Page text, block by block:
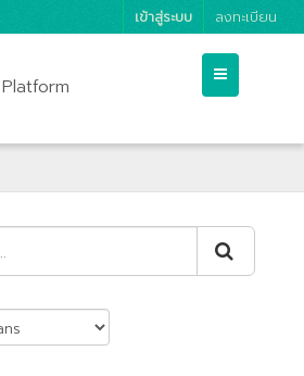
เข้าสู่ระบบ ลงทะเบียน